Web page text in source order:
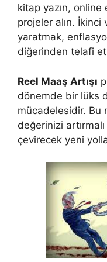
kitap yazın, online
projeler alın.
yaratmak,
diğerinden telafi
Reel Maaş Artışı
dönemde bir lüks
mücadelesidir. Bu
değerinizi
çevirecek yeni